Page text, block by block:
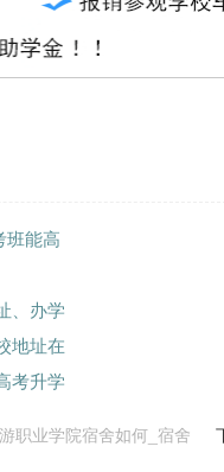
班能高
、办学
地址在
考升学
职业学院宿舍如何_宿舍